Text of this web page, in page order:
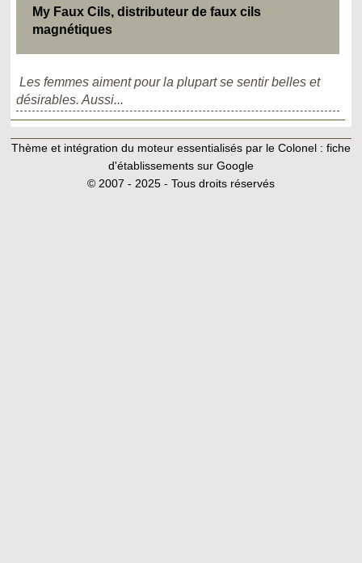
My Faux Cils, distributeur de faux cils
magnétiques
Les femmes aiment pour la plupart se sentir belles et
désirables. Aussi...
Thème et intégration du moteur essentialisés par le Colonel : fiche
d'établissements sur Google
© 2007 - 2025 - Tous droits réservés